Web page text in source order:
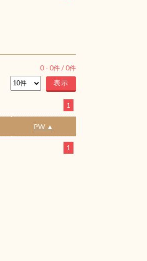
0 - 0件 /0件
1
PW ▲
1